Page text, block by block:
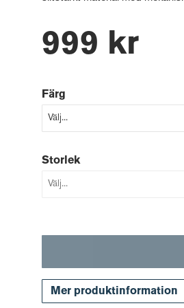
999 kr
Färg
Storlek
Mer produktinformation